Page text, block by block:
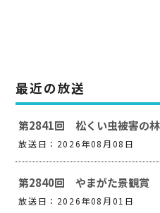
最近の放送
第2841回 松くい虫被害の
放送日：2026年08月08日
第2840回 やまがた景観賞
放送日：2026年08月01日